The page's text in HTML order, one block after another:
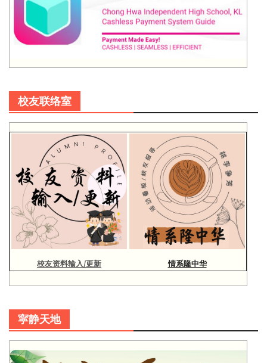
校友联络室
校友资料输入/更新 情系隆中华
寜静天地